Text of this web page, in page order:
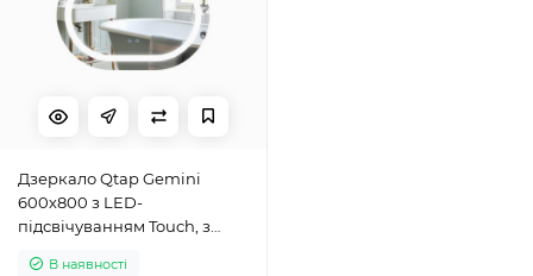
Дзеркало Qtap Gemini
600х800 з LED-
підсвічуванням Touch, з
В наявності